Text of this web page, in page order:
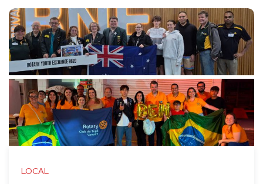
LOCAL